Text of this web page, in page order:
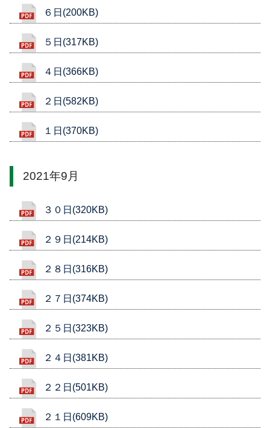
６日(200KB)
５日(317KB)
４日(366KB)
２日(582KB)
１日(370KB)
2021年9月
３０日(320KB)
２９日(214KB)
２８日(316KB)
２７日(374KB)
２５日(323KB)
２４日(381KB)
２２日(501KB)
２１日(609KB)